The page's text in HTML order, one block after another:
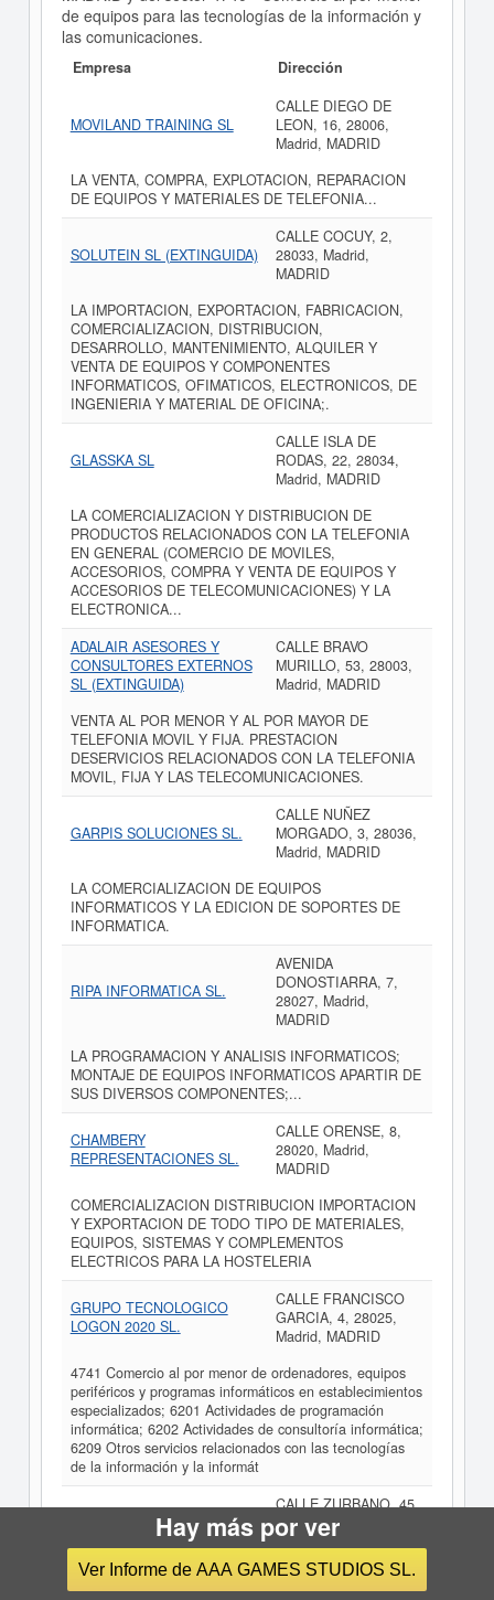
de equipos para las tecnologías de la información y
las comunicaciones.
Empresa Dirección
MOVILAND TRAINING SL
CALLE DIEGO DE
LEON, 16, 28006,
Madrid, MADRID
LA VENTA, COMPRA, EXPLOTACION, REPARACION
DE EQUIPOS Y MATERIALES DE TELEFONIA...
SOLUTEIN SL (EXTINGUIDA)
CALLE COCUY, 2,
28033, Madrid,
MADRID
LA IMPORTACION, EXPORTACION, FABRICACION,
COMERCIALIZACION, DISTRIBUCION,
DESARROLLO, MANTENIMIENTO, ALQUILER Y
VENTA DE EQUIPOS Y COMPONENTES
INFORMATICOS, OFIMATICOS, ELECTRONICOS, DE
INGENIERIA Y MATERIAL DE OFICINA;.
GLASSKA SL
CALLE ISLA DE
RODAS, 22, 28034,
Madrid, MADRID
LA COMERCIALIZACION Y DISTRIBUCION DE
PRODUCTOS RELACIONADOS CON LA TELEFONIA
EN GENERAL (COMERCIO DE MOVILES,
ACCESORIOS, COMPRA Y VENTA DE EQUIPOS Y
ACCESORIOS DE TELECOMUNICACIONES) Y LA
ELECTRONICA...
ADALAIR ASESORES Y
CONSULTORES EXTERNOS
SL (EXTINGUIDA)
CALLE BRAVO
MURILLO, 53, 28003,
Madrid, MADRID
VENTA AL POR MENOR Y AL POR MAYOR DE
TELEFONIA MOVIL Y FIJA. PRESTACION
DESERVICIOS RELACIONADOS CON LA TELEFONIA
MOVIL, FIJA Y LAS TELECOMUNICACIONES.
GARPIS SOLUCIONES SL.
CALLE NUÑEZ
MORGADO, 3, 28036,
Madrid, MADRID
LA COMERCIALIZACION DE EQUIPOS
INFORMATICOS Y LA EDICION DE SOPORTES DE
INFORMATICA.
RIPA INFORMATICA SL.
AVENIDA
DONOSTIARRA, 7,
28027, Madrid,
MADRID
LA PROGRAMACION Y ANALISIS INFORMATICOS;
MONTAJE DE EQUIPOS INFORMATICOS APARTIR DE
SUS DIVERSOS COMPONENTES;...
CHAMBERY
REPRESENTACIONES SL.
CALLE ORENSE, 8,
28020, Madrid,
MADRID
COMERCIALIZACION DISTRIBUCION IMPORTACION
Y EXPORTACION DE TODO TIPO DE MATERIALES,
EQUIPOS, SISTEMAS Y COMPLEMENTOS
ELECTRICOS PARA LA HOSTELERIA
GRUPO TECNOLOGICO
LOGON 2020 SL.
CALLE FRANCISCO
GARCIA, 4, 28025,
Madrid, MADRID
4741 Comercio al por menor de ordenadores, equipos
periféricos y programas informáticos en establecimientos
especializados; 6201 Actividades de programación
informática; 6202 Actividades de consultoría informática;
6209 Otros servicios relacionados con las tecnologías
de la información y la informát
PROSECURITY CCTV SL.
(EXTINGUIDA)
CALLE ZURBANO, 45,
28010, Madrid,
MADRID
EL COMERCIO MAYOR Y MENOR, INSTALACION Y
Hay más por ver
Ver Informe de AAA GAMES STUDIOS SL.